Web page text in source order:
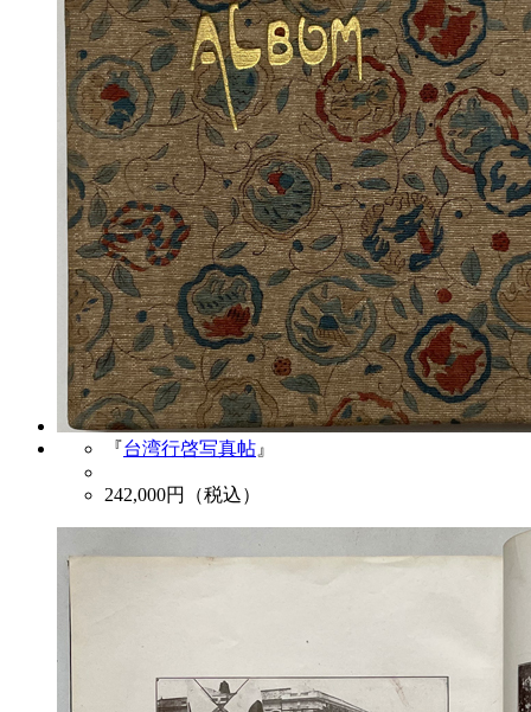
『台湾行啓写真帖 』
242,000円（税込）